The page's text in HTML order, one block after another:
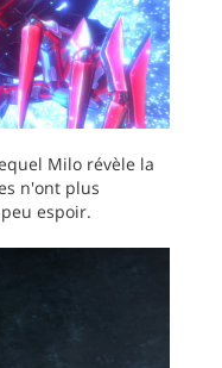
Milo révèle la
n'ont plus
espoir.